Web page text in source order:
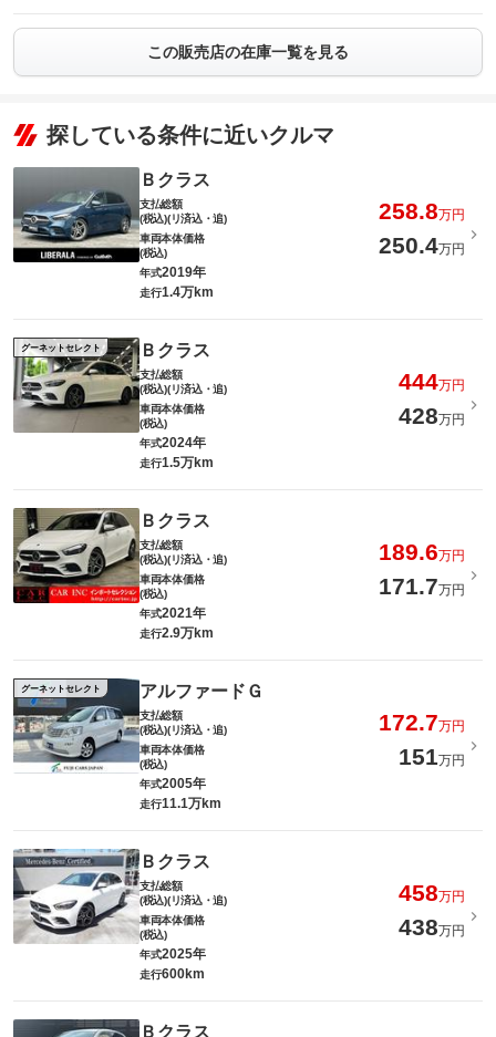
この販売店の在庫一覧を見る
探している条件に近いクルマ
Ｂクラス
支払総額
(税込)(リ済込・追)
258.8万円
車両本体価格
(税込)
250.4万円
年式2019年
走行1.4万km
グーネットセレクト Ｂクラス
支払総額
(税込)(リ済込・追)
444万円
車両本体価格
(税込)
428万円
年式2024年
走行1.5万km
Ｂクラス
支払総額
(税込)(リ済込・追)
189.6万円
車両本体価格
(税込)
171.7万円
年式2021年
走行2.9万km
グーネットセレクト アルファードＧ
支払総額
(税込)(リ済込・追)
172.7万円
車両本体価格
(税込)
151万円
年式2005年
走行11.1万km
Ｂクラス
支払総額
(税込)(リ済込・追)
458万円
車両本体価格
(税込)
438万円
年式2025年
走行600km
Ｂクラス